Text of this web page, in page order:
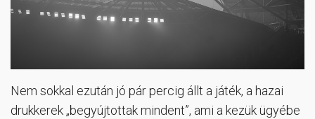
Nem sokkal ezután jó pár percig állt a játék, a hazai
drukkerek „begyújtottak mindent”, ami a kezük ügyébe